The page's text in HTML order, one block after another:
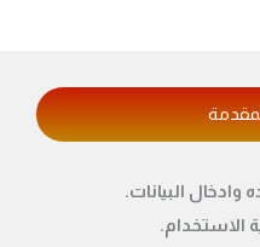
وادخال البيانات.
الاستخدام.